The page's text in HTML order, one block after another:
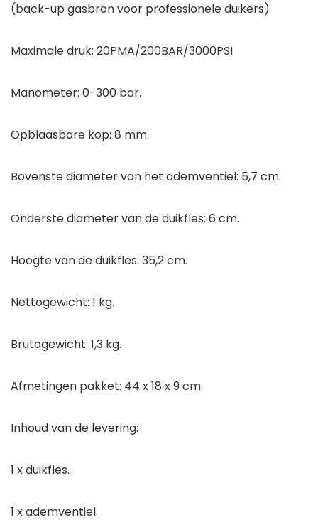
(back-up gasbron voor professionele duikers)
Maximale druk: 20PMA/200BAR/3000PSI
Manometer: 0-300 bar.
Opblaasbare kop: 8 mm.
Bovenste diameter van het ademventiel: 5,7 cm.
Onderste diameter van de duikfles: 6 cm.
Hoogte van de duikfles: 35,2 cm.
Nettogewicht: 1 kg.
Brutogewicht: 1,3 kg.
Afmetingen pakket: 44 x 18 x 9 cm.
Inhoud van de levering:
1 x duikfles.
1 x ademventiel.